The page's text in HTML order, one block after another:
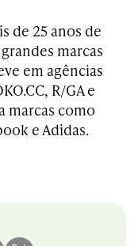
de 25 anos de
marcas
em agências
R/GA e
marcas como
e Adidas.